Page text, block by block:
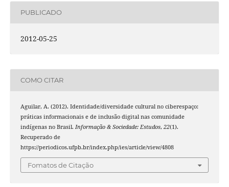
PUBLICADO
2012-05-25
COMO CITAR
Aguilar, A. (2012). Identidade/diversidade cultural no ciberespaço:
práticas informacionais e de inclusão digital nas comunidade
indígenas no Brasil. Informação & Sociedade: Estudos, 22(1).
Recuperado de
https://periodicos.ufpb.br/index.php/ies/article/view/4808
Fomatos de Citação